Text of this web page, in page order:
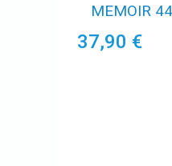
MEMOIR
37,90 €